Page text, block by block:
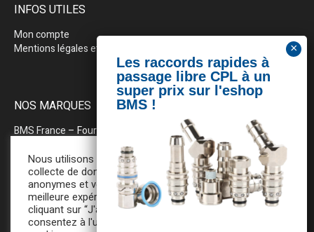
INFOS UTILES
Mon compte
Mentions légales et politique de confidentialité
NOS MARQUES
BMS France – Fournitures industrielles pour la plasturgie
BEWEPLAST– Machines & pérhiphériques
PRODOPTIM– Table d’entretien pour moules d’injection
Nous utilisons des cookies pour la
collecte de données statistiques
anonymes et vous assurer une
meilleure expérience de navigation. En
cliquant sur “J'accepte”, vous
consentez à l'utilisation de tous ces